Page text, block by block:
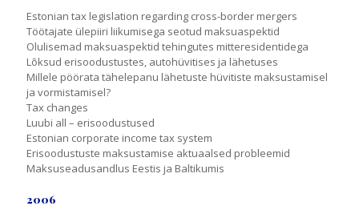
Estonian tax legislation regarding cross-border mergers
Töötajate ülepiiri liikumisega seotud maksuaspektid
Olulisemad maksuaspektid tehingutes mitteresidentidega
Lõksud erisoodustustes, autohüvitises ja lähetuses
Millele pöörata tähelepanu lähetuste hüvitiste maksustamisel
ja vormistamisel?
Tax changes
Luubi all – erisoodustused
Estonian corporate income tax system
Erisoodustuste maksustamise aktuaalsed probleemid
Maksuseadusandlus Eestis ja Baltikumis
2006